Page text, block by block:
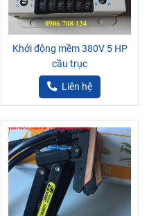
Khởi động mềm 380V 5 HP
cầu trục
Liên hệ